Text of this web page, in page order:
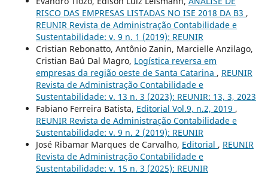
RISCO DAS EMPRESAS LISTADAS NO ISE 2018 DA B3 ,
REUNIR Revista de Administração Contabilidade e
Sustentabilidade: v. 9 n. 1 (2019): REUNIR
Cristian Rebonatto, Antônio Zanin, Marcielle Anzilago,
Cristian Baú Dal Magro, Logística reversa em
empresas da região oeste de Santa Catarina , REUNIR
Revista de Administração Contabilidade e
Sustentabilidade: v. 13 n. 3 (2023): REUNIR: 13, 3, 2023
Fabiano Ferreira Batista, Editorial Vol.9, n.2, 2019 ,
REUNIR Revista de Administração Contabilidade e
Sustentabilidade: v. 9 n. 2 (2019): REUNIR
José Ribamar Marques de Carvalho, Editorial , REUNIR
Revista de Administração Contabilidade e
Sustentabilidade: v. 15 n. 3 (2025): REUNIR